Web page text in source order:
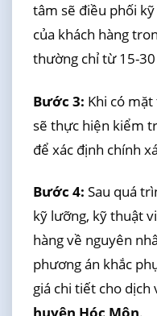
tâm sẽ điều phối
của khách hàng
thường chỉ từ 15-
Bước 3: Khi có
sẽ thực hiện kiểm
để xác định chính
Bước 4: Sau quá
kỹ lưỡng, kỹ thuật
hàng về nguyên
phương án khắc
giá chi tiết cho dịch